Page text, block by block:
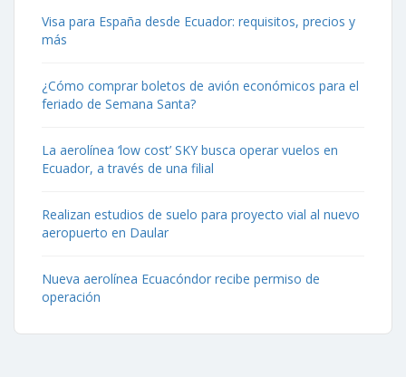
Visa para España desde Ecuador: requisitos, precios y
más
¿Cómo comprar boletos de avión económicos para el
feriado de Semana Santa?
La aerolínea ‘low cost’ SKY busca operar vuelos en
Ecuador, a través de una filial
Realizan estudios de suelo para proyecto vial al nuevo
aeropuerto en Daular
Nueva aerolínea Ecuacóndor recibe permiso de
operación